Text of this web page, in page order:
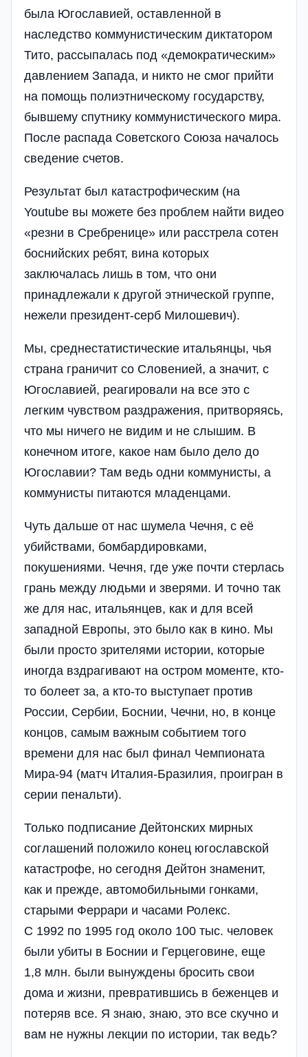
была Югославией, оставленной в
наследство коммунистическим диктатором
Тито, рассыпалась под «демократическим»
давлением Запада, и никто не смог прийти
на помощь полиэтническому государству,
бывшему спутнику коммунистического мира.
После распада Советского Союза началось
сведение счетов.
Результат был катастрофическим (на
Youtube вы можете без проблем найти видео
«резни в Сребренице» или расстрела сотен
боснийских ребят, вина которых
заключалась лишь в том, что они
принадлежали к другой этнической группе,
нежели президент-серб Милошевич).
Мы, среднестатистические итальянцы, чья
страна граничит со Словенией, а значит, с
Югославией, реагировали на все это с
легким чувством раздражения, притворяясь,
что мы ничего не видим и не слышим. В
конечном итоге, какое нам было дело до
Югославии? Там ведь одни коммунисты, а
коммунисты питаются младенцами.
Чуть дальше от нас шумела Чечня, с её
убийствами, бомбардировками,
покушениями. Чечня, где уже почти стерлась
грань между людьми и зверями. И точно так
же для нас, итальянцев, как и для всей
западной Европы, это было как в кино. Мы
были просто зрителями истории, которые
иногда вздрагивают на остром моменте, кто-
то болеет за, а кто-то выступает против
России, Сербии, Боснии, Чечни, но, в конце
концов, самым важным событием того
времени для нас был финал Чемпионата
Мира-94 (матч Италия-Бразилия, проигран в
серии пенальти).
Только подписание Дейтонских мирных
соглашений положило конец югославской
катастрофе, но сегодня Дейтон знаменит,
как и прежде, автомобильными гонками,
старыми Феррари и часами Ролекс.
С 1992 по 1995 год около 100 тыс. человек
были убиты в Боснии и Герцеговине, еще
1,8 млн. были вынуждены бросить свои
дома и жизни, превратившись в беженцев и
потеряв все. Я знаю, знаю, это все скучно и
вам не нужны лекции по истории, так ведь?